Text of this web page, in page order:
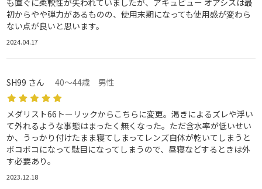
も直ぐに柔軟性が失われていましたが、アキュビュー オアシスは最
初からやや弾力があるものの、使用末期になっても使用感が変わら
ない点が良いと思います。
2024.04.17
SH99 さん 40～44歳 男性
メダリスト66トーリックからこちらに変更。渇きによるズレや浮い
て外れるような事態はまったく無くなった。ただ含水率が低いせい
か、うっかり付けたまま寝てしまってレンズ自体が乾いてしまうと
ボコボコになって駄目になってしまうので、昼寝などするときは外
す必要あり。
2023.12.18